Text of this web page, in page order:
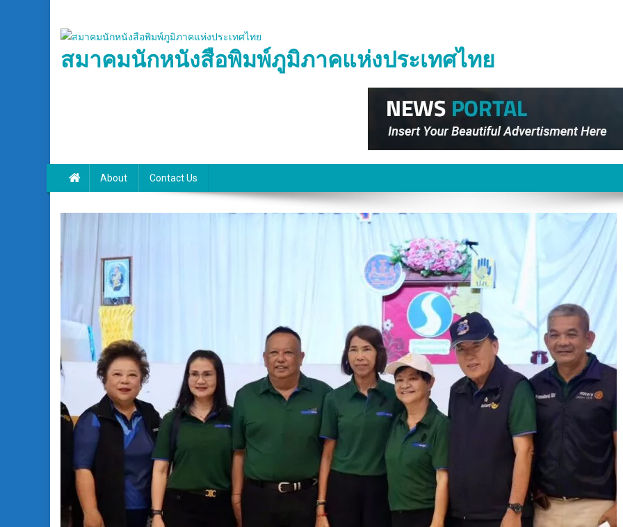
content
สมาคมนักหนังสือพิมพ์ภูมิภาคแห่งประเทศไทย
About Contact Us